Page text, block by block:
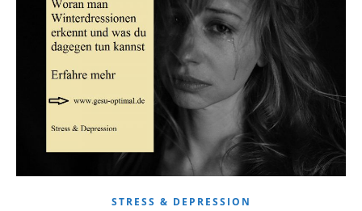
STRESS & DEPRESSION